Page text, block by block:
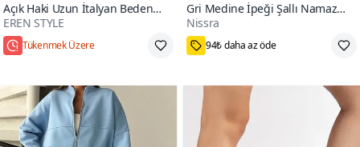
Açık Haki Uzun İtalyan Beden
İnce Gösteren Kat İpek Straplez
Elbise Etek
EREN STYLE
Hızlı Kargo
Gri Medine İpeği Şallı Namaz
Elbise
Nissra
Standart